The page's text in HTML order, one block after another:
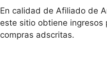
En calidad de Afiliado de
este sitio obtiene ingresos
compras adscritas.